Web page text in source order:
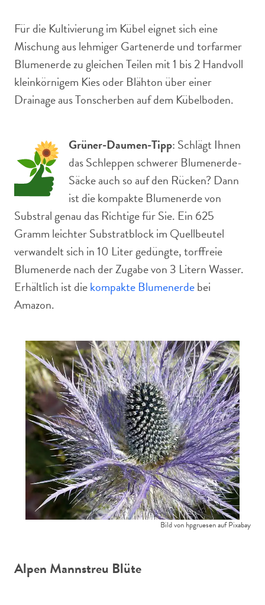
Für die Kultivierung im Kübel eignet sich eine
Mischung aus lehmiger Gartenerde und torfarmer
Blumenerde zu gleichen Teilen mit 1 bis 2 Handvoll
kleinkörnigem Kies oder Blähton über einer
Drainage aus Tonscherben auf dem Kübelboden.
Grüner-Daumen-Tipp: Schlägt Ihnen
das Schleppen schwerer Blumenerde-
Säcke auch so auf den Rücken? Dann
ist die kompakte Blumenerde von
Substral genau das Richtige für Sie. Ein 625
Gramm leichter Substratblock im Quellbeutel
verwandelt sich in 10 Liter gedüngte, torffreie
Blumenerde nach der Zugabe von 3 Litern Wasser.
Erhältlich ist diekompakte Blumenerdebei
Amazon.
Bild von hpgruesen auf Pixabay
Alpen Mannstreu Blüte